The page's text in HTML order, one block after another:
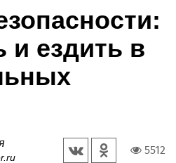
и ездить в
5512